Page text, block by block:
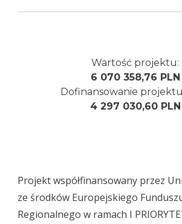
Wartość projektu:
6 070 358,76 PLN
Dofinansowanie
4 297 030,60 PLN
Projekt współfinansowany przez
ze środków Europejskiego
Regionalnego w ramach I